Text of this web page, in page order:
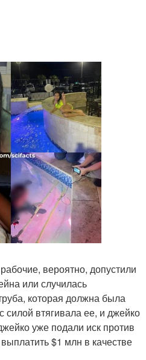
вероятно, допустили
или случилась
которая должна была
силой втягивала ее, и джейко
уже подали иск против
$1 млн в качестве